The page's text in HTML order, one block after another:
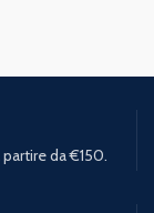
da €150.